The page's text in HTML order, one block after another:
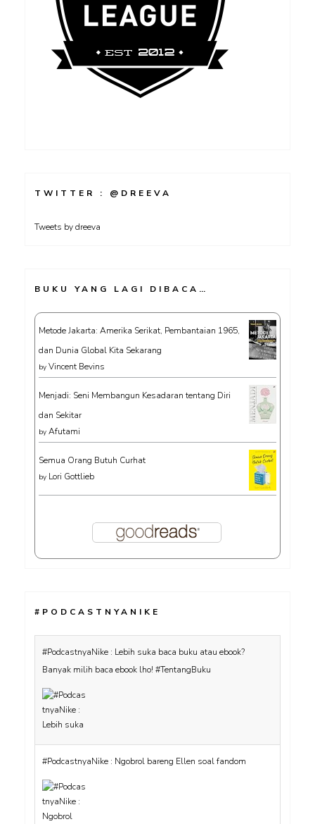
TWITTER : @DREEVA
Tweets by dreeva
BUKU YANG LAGI DIBACA…
Metode Jakarta: Amerika Serikat, Pembantaian 1965,
dan Dunia Global Kita Sekarang
by Vincent Bevins
Menjadi: Seni Membangun Kesadaran tentang Diri
dan Sekitar
by Afutami
Semua Orang Butuh Curhat
by Lori Gottlieb
#PODCASTNYANIKE
#PodcastnyaNike : Lebih suka baca buku atau ebook?
Banyak milih baca ebook lho! #TentangBuku
#PodcastnyaNike : Ngobrol bareng Ellen soal fandom